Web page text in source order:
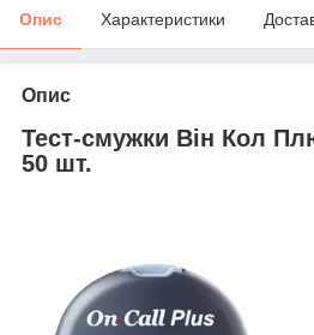
Опис Характеристики
Опис
Тест-смужки Він Кол
50 шт.